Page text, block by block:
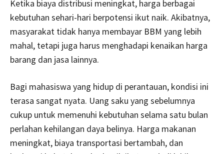
Ketika biaya distribusi meningkat, harga berbagai
kebutuhan sehari-hari berpotensi ikut naik. Akibatnya,
masyarakat tidak hanya membayar BBM yang lebih
mahal, tetapi juga harus menghadapi kenaikan harga
barang dan jasa lainnya.
Bagi mahasiswa yang hidup di perantauan, kondisi ini
terasa sangat nyata. Uang saku yang sebelumnya
cukup untuk memenuhi kebutuhan selama satu bulan
perlahan kehilangan daya belinya. Harga makanan
meningkat, biaya transportasi bertambah, dan